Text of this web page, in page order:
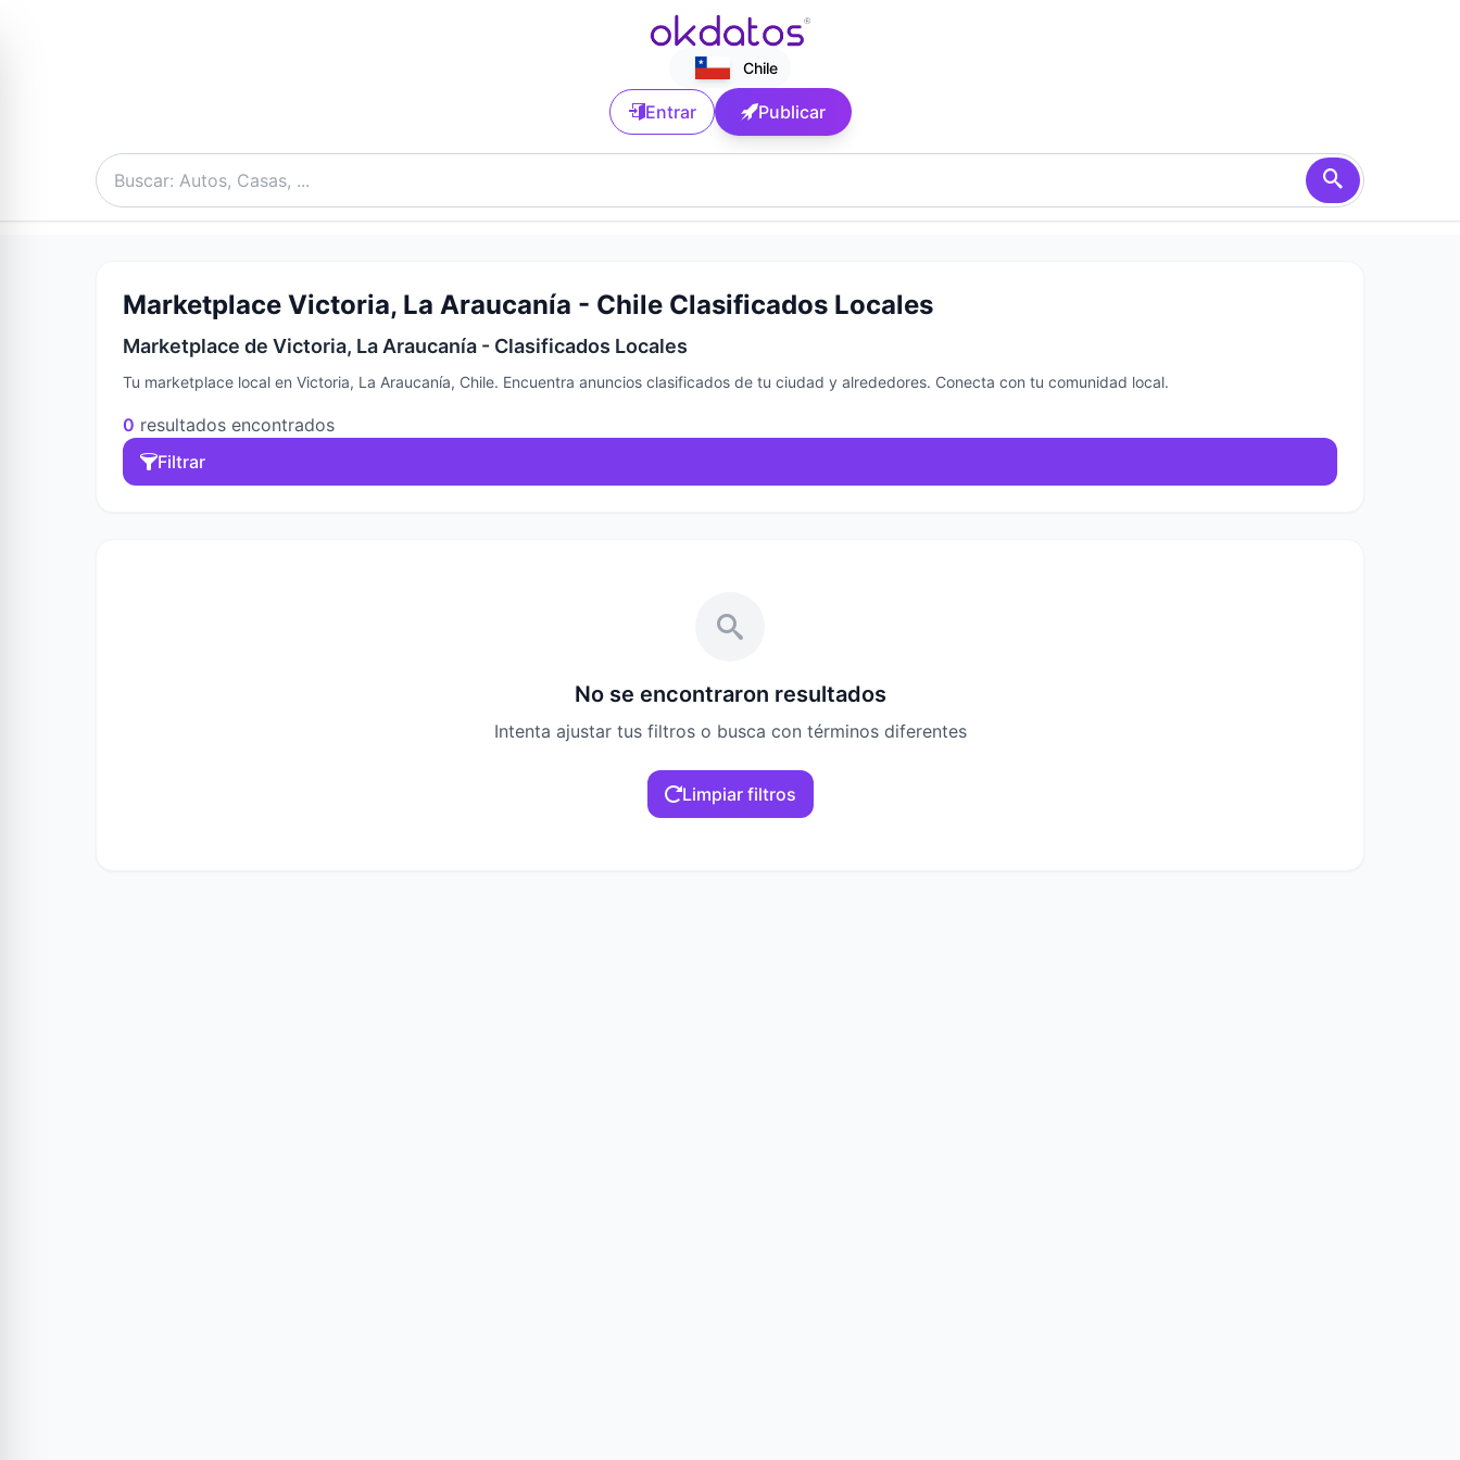
Chile
Entrar Publicar
Marketplace Victoria, La Araucanía - Chile Clasificados Locales
Marketplace de Victoria, La Araucanía - Clasificados Locales
Tu marketplace local en Victoria, La Araucanía, Chile. Encuentra anuncios clasificados de tu ciudad y alrededores. Conecta con tu comunidad local.
0 resultados encontrados
Filtrar
No se encontraron resultados
Intenta ajustar tus filtros o busca con términos diferentes
Limpiar filtros